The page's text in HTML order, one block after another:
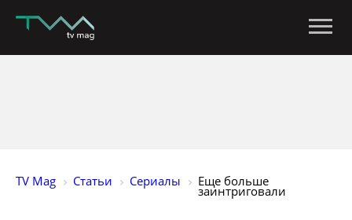
TV Mag Статьи Сериалы Еще больше
заинтриговали